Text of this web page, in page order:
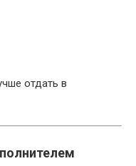
отдать в